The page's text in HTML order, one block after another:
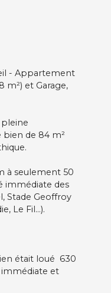
- Appartement
m²) et Garage,
de 84 m²
à seulement 50
immédiate des
Stade Geoffroy
Le Fil…).
était loué 630
et